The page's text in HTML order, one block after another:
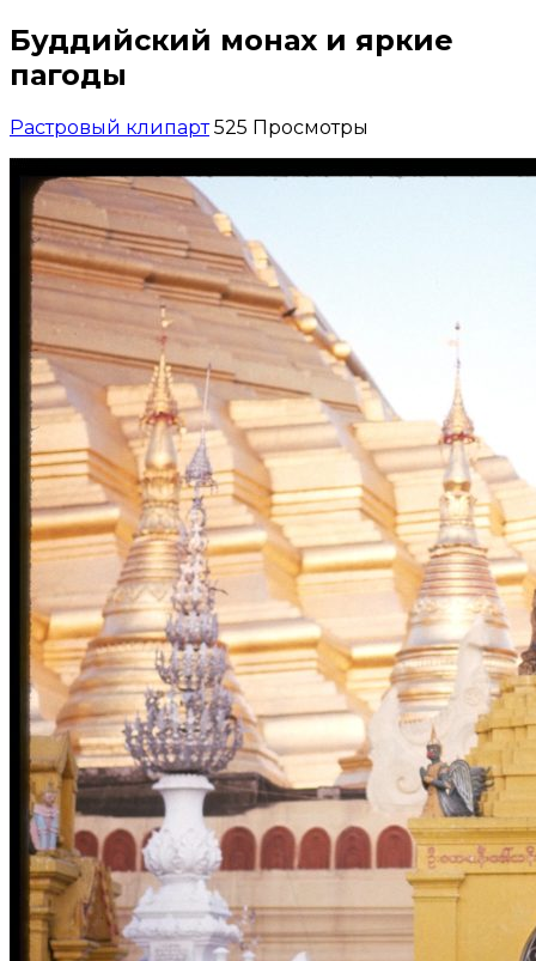
Буддийский монах и яркие
пагоды
Растровый клипарт 525 Просмотры